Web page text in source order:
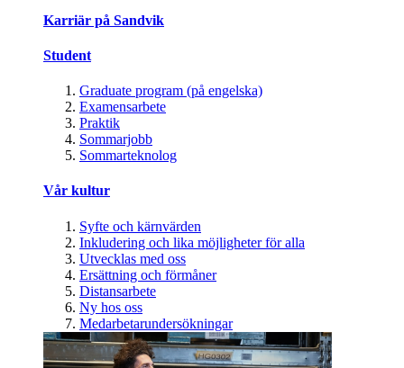
Karriär på Sandvik
Student
Graduate program (på engelska)
Examensarbete
Praktik
Sommarjobb
Sommarteknolog
Vår kultur
Syfte och kärnvärden
Inkludering och lika möjligheter för alla
Utvecklas med oss
Ersättning och förmåner
Distansarbete
Ny hos oss
Medarbetarundersökningar